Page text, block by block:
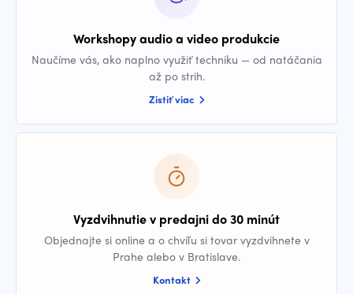
Workshopy audio a video produkcie
Naučíme vás, ako naplno využiť techniku — od natáčania
až po strih.
Zistiť viac
Vyzdvihnutie v predajni do 30 minút
Objednajte si online a o chvíľu si tovar vyzdvihnete v
Prahe alebo v Bratislave.
Kontakt